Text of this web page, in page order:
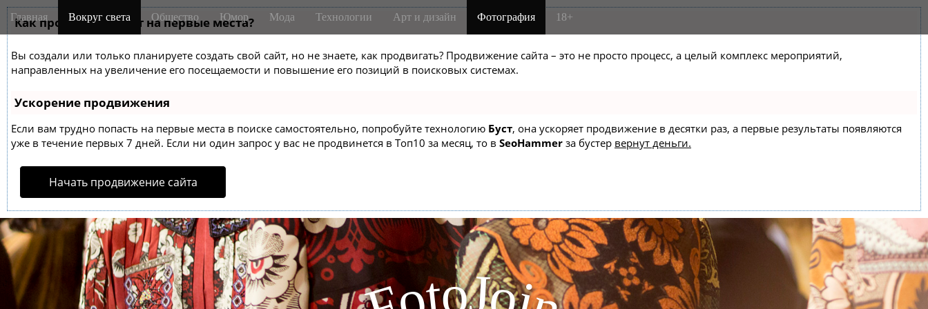
Как продвинуть сайт на первые места?
Вы создали или только планируете создать свой сайт, но не знаете, как продвигать? Продвижение сайта – это не просто процесс, а целый комплекс мероприятий,
направленных на увеличение его посещаемости и повышение его позиций в поисковых системах.
Ускорение продвижения
Если вам трудно попасть на первые места в поиске самостоятельно, попробуйте технологию Буст, она ускоряет продвижение в десятки раз, а первые результаты появляются
уже в течение первых 7 дней. Если ни один запрос у вас не продвинется в Топ10 за месяц, то в SeoHammer за бустер вернут деньги.
Начать продвижение сайта
M
a
n
m
e
n
u
i
Главная Вокруг света Общество Юмор Мода Технологии Арт и дизайн Фотография 18+
toJ